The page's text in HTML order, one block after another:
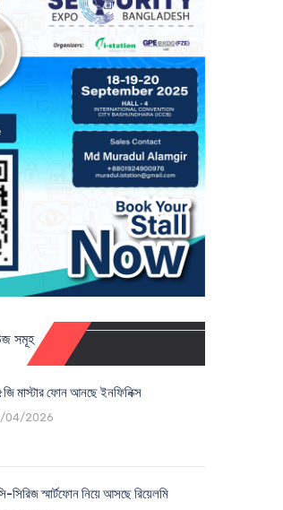
সমূহ
মাস্টার ফোন আনছে ইনফিনিক্স
04/2026
সিরিজ স্মার্টফোন নিয়ে আসছে রিয়েলমি